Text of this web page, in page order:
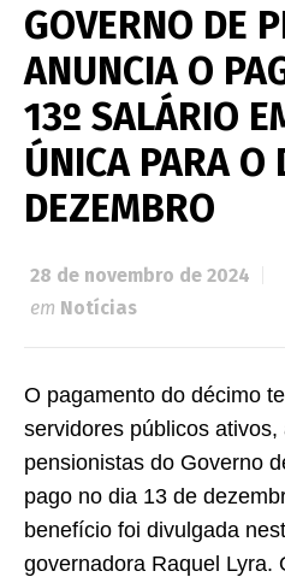
GOVERNO DE
ANUNCIA O
13º SALÁRIO
ÚNICA PARA O
DEZEMBRO
28 de novembro de 2024
em Notícias
O pagamento do décimo
servidores públicos
pensionistas do Governo
pago no dia 13 de
benefício foi divulgada
governadora Raquel Lyra.